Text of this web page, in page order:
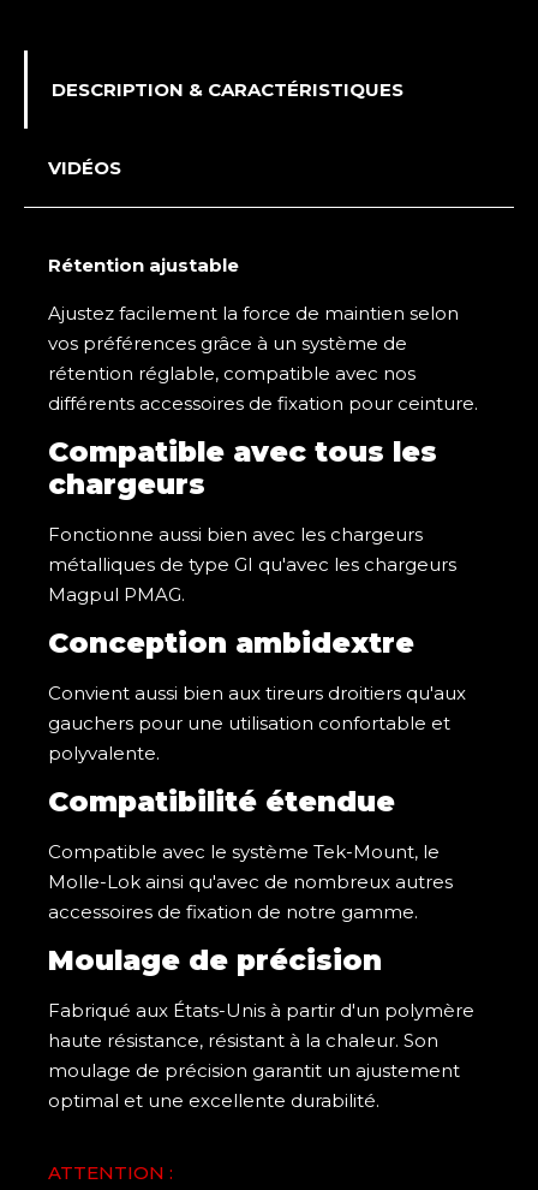
DESCRIPTION & CARACTÉRISTIQUES
VIDÉOS
Rétention ajustable
Ajustez facilement la force de maintien selon
vos préférences grâce à un système de
rétention réglable, compatible avec nos
différents accessoires de fixation pour ceinture.
Compatible avec tous les
chargeurs
Fonctionne aussi bien avec les chargeurs
métalliques de type GI qu'avec les chargeurs
Magpul PMAG.
Conception ambidextre
Convient aussi bien aux tireurs droitiers qu'aux
gauchers pour une utilisation confortable et
polyvalente.
Compatibilité étendue
Compatible avec le système Tek-Mount, le
Molle-Lok ainsi qu'avec de nombreux autres
accessoires de fixation de notre gamme.
Moulage de précision
Fabriqué aux États-Unis à partir d'un polymère
haute résistance, résistant à la chaleur. Son
moulage de précision garantit un ajustement
optimal et une excellente durabilité.
ATTENTION :